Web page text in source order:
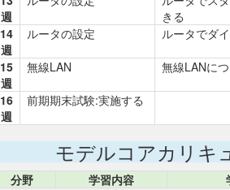
週
きる
14
週
ルータの設定 ルータでダ
15
週
無線LAN 無線LANに
16
週
前期期末試験:実施する
モデルコアカリキ
分野 学習内容